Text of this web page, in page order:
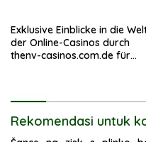
Exklusive Einblicke in die
der Online-Casinos durch
thenv-casinos.com.de für
Rekomendasi untuk